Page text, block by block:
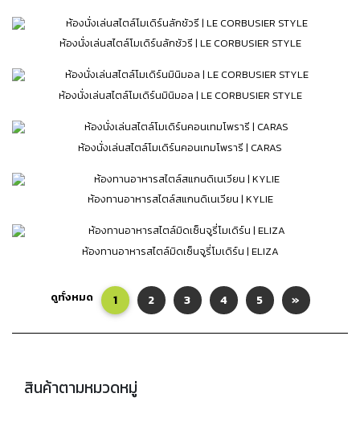
ห้องนั่งเล่นสไตล์โมเดิร์นลักชัวรี | LE CORBUSIER STYLE
ห้องนั่งเล่นสไตล์โมเดิร์นมินิมอล | LE CORBUSIER STYLE
ห้องนั่งเล่นสไตล์โมเดิร์นคอนเทมโพรารี | CARAS
ห้องทานอาหารสไตล์สแกนดิเนเวียน | KYLIE
ห้องทานอาหารสไตล์มิดเซ็นจูรี่โมเดิร์น | ELIZA
ดูทั้งหมด 1 2 3 4 5 »
สินค้าตามหมวดหมู่